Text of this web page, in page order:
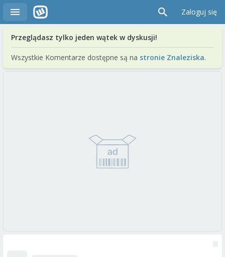
Zaloguj się
Przeglądasz tylko jeden wątek w dyskusji!
Wszystkie Komentarze dostępne są na stronie Znaleziska.